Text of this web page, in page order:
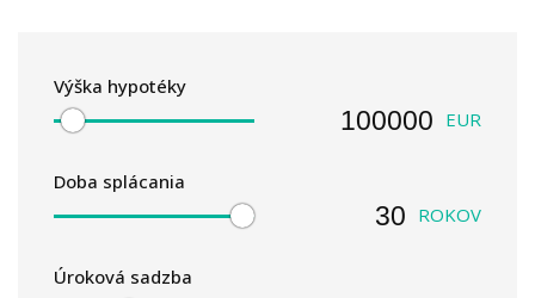
Výška hypotéky
EUR
Doba splácania
ROKOV
Úroková sadzba